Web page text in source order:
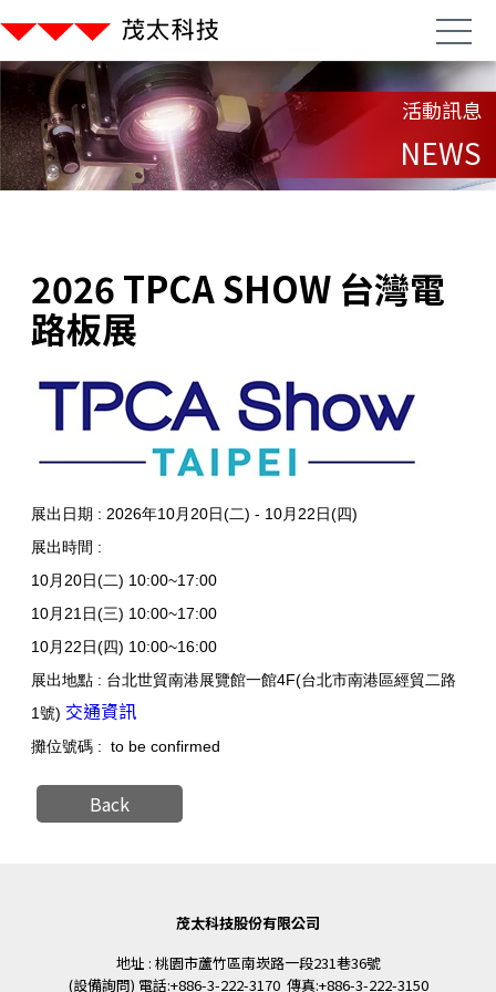
活動訊息
NEWS
2026 TPCA SHOW 台灣電
路板展
展出日期 : 2026年10月20日(二) - 10月22日(四)
展出時間 :
10月20日(二) 10:00~17:00
10月21日(三) 10:00~17:00
10月22日(四) 10:00~16:00
展出地點 : 台北世貿南港展覽館一館4F(台北市南港區經貿二路
1號) 交通資訊
攤位號碼 : to be confirmed
Back
茂太科技股份有限公司
地址 : 桃園市蘆竹區南崁路一段231巷36號
(設備詢問) 電話:+886-3-222-3170 傳真:+886-3-222-3150